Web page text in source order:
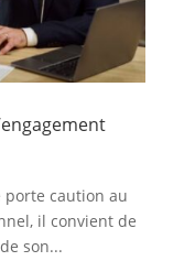
porte caution au
il convient de
son...